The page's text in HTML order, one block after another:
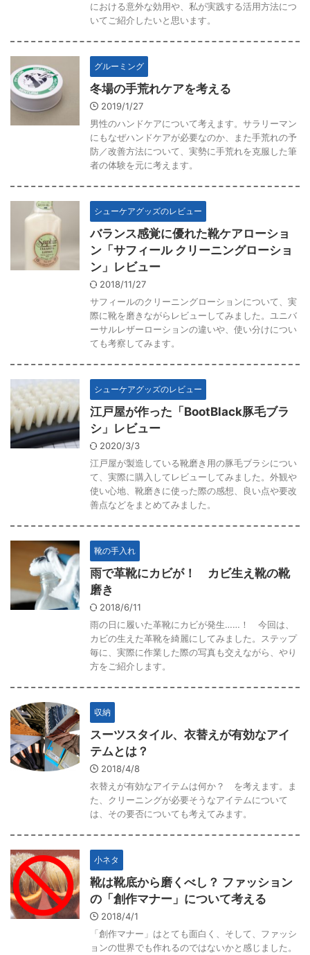
における意外な効用や、私が実践する活用方法につ
いてご紹介したいと思います。
グルーミング
冬場の手荒れケアを考える
2019/1/27
男性のハンドケアについて考えます。サラリーマン
にもなぜハンドケアが必要なのか、また手荒れの予
防／改善方法について、実勢に手荒れを克服した筆
者の体験を元に考えます。
シューケアグッズのレビュー
バランス感覚に優れた靴ケアローショ
ン「サフィール クリーニングローショ
ン」レビュー
2018/11/27
サフィールのクリーニングローションについて、実
際に靴を磨きながらレビューしてみました。ユニバ
ーサルレザーローションの違いや、使い分けについ
ても考察してみます。
シューケアグッズのレビュー
江戸屋が作った「BootBlack豚毛ブラ
シ」レビュー
2020/3/3
江戸屋が製造している靴磨き用の豚毛ブラシについ
て、実際に購入してレビューしてみました。外観や
使い心地、靴磨きに使った際の感想、良い点や要改
善点などをまとめてみました。
靴の手入れ
雨で革靴にカビが！ カビ生え靴の靴
磨き
2018/6/11
雨の日に履いた革靴にカビが発生……！ 今回は、
カビの生えた革靴を綺麗にしてみました。ステップ
毎に、実際に作業した際の写真も交えながら、やり
方をご紹介します。
収納
スーツスタイル、衣替えが有効なアイ
テムとは？
2018/4/8
衣替えが有効なアイテムは何か？ を考えます。ま
た、クリーニングが必要そうなアイテムについて
は、その要否についても考えてみます。
小ネタ
靴は靴底から磨くべし？ ファッション
の「創作マナー」について考える
2018/4/1
「創作マナー」はとても面白く、そして、ファッシ
ョンの世界でも作れるのではないかと感じました。